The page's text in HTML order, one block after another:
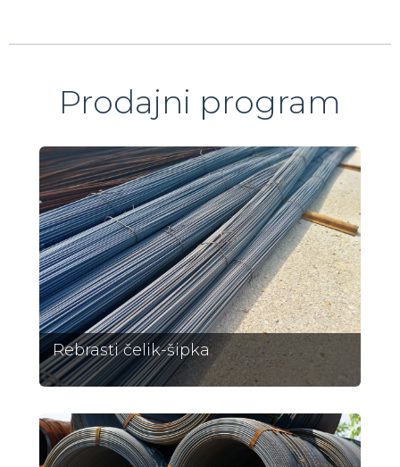
Prodajni program
Rebrasti čelik-šipka